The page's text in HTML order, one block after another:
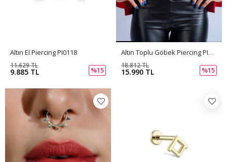
Altın El Piercing PI0118
9.885 TL
11.629 TL
%15
Altın Toplu Göbek Piercing PI0120
15.990 TL
18.812 TL
%15